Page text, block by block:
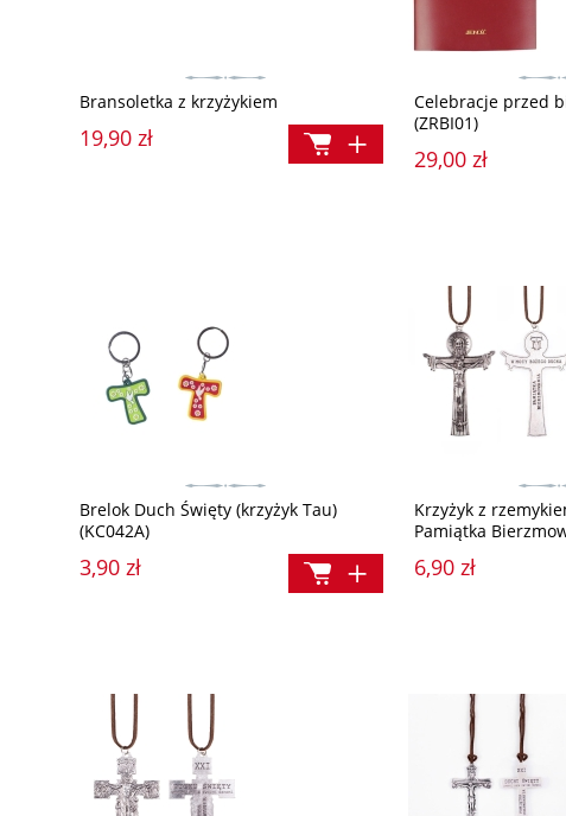
Bransoletka z krzyżykiem
19,90 zł
Celebracje przed
(ZRBI01)
29,00 zł
Brelok Duch Święty (krzyżyk Tau)
(KC042A)
3,90 zł
Krzyżyk z
Pamiątka
6,90 zł